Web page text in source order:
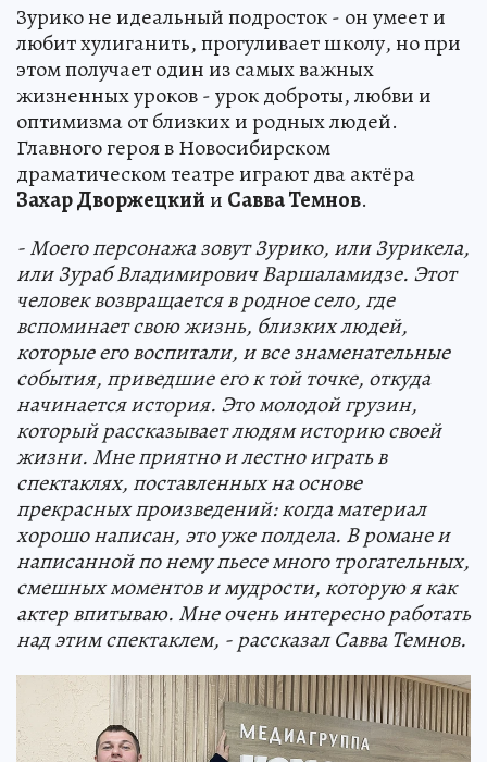
Зурико не идеальный подросток - он умеет и
любит хулиганить, прогуливает школу, но при
этом получает один из самых важных
жизненных уроков - урок доброты, любви и
оптимизма от близких и родных людей.
Главного героя в Новосибирском
драматическом театре играют два актёра
Захар Дворжецкийи Савва Темнов.
- Моего персонажа зовут Зурико, или Зурикела,
или Зураб Владимирович Варшаламидзе. Этот
человек возвращается в родное село, где
вспоминает свою жизнь, близких людей,
которые его воспитали, и все знаменательные
события, приведшие его к той точке, откуда
начинается история. Это молодой грузин,
который рассказывает людям историю своей
жизни. Мне приятно и лестно играть в
спектаклях, поставленных на основе
прекрасных произведений: когда материал
хорошо написан, это уже полдела. В романе и
написанной по нему пьесе много трогательных,
смешных моментов и мудрости, которую я как
актер впитываю. Мне очень интересно работать
над этим спектаклем, - рассказал Савва Темнов.